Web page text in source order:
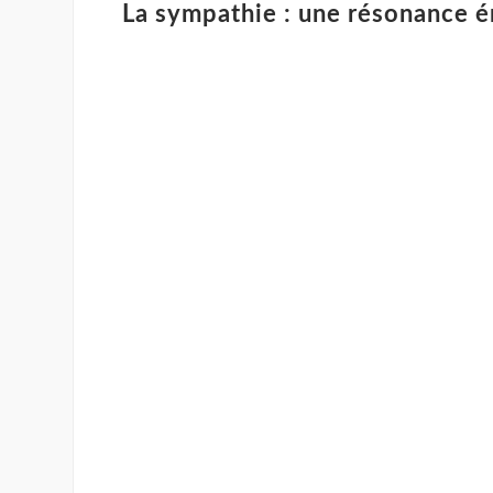
La sympathie : une résonance